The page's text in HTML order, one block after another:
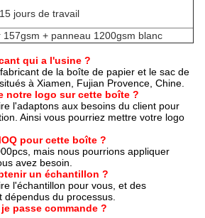
jours de travail
157gsm + panneau 1200gsm blanc
qui a l'usine ?
de la boîte de papier et le sac de
à Xiamen, Fujian Provence, Chine.
notre logo sur cette boîte ?
l'adaptons aux besoins du client pour
Ainsi vous pourriez mettre votre logo
pour cette boîte ?
mais nous pourrions appliquer
avez besoin.
un échantillon ?
l'échantillon pour vous, et des
du processus.
passe commande ?